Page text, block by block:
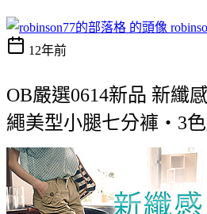
12年前
OB嚴選0614新品 新纖
繩美型小腿七分褲‧3色